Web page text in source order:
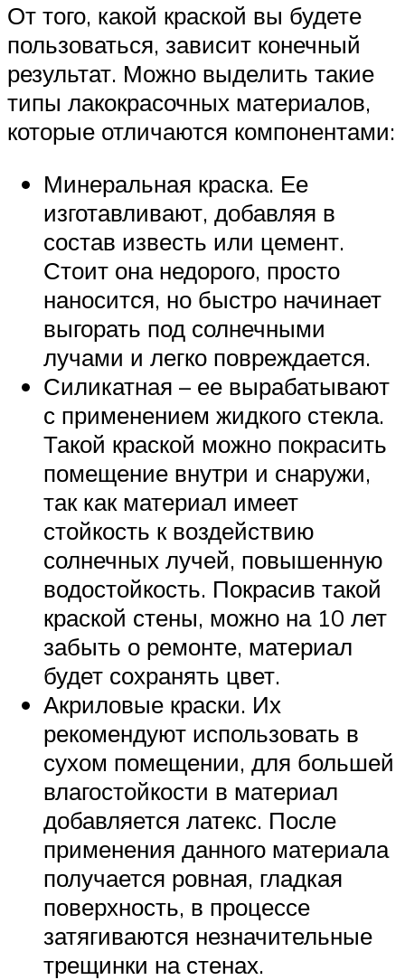
От того, какой краской вы будете
пользоваться, зависит конечный
результат. Можно выделить такие
типы лакокрасочных материалов,
которые отличаются компонентами:
Минеральная краска. Ее
изготавливают, добавляя в
состав известь или цемент.
Стоит она недорого, просто
наносится, но быстро начинает
выгорать под солнечными
лучами и легко повреждается.
Силикатная – ее вырабатывают
с применением жидкого стекла.
Такой краской можно покрасить
помещение внутри и снаружи,
так как материал имеет
стойкость к воздействию
солнечных лучей, повышенную
водостойкость. Покрасив такой
краской стены, можно на 10 лет
забыть о ремонте, материал
будет сохранять цвет.
Акриловые краски. Их
рекомендуют использовать в
сухом помещении, для большей
влагостойкости в материал
добавляется латекс. После
применения данного материала
получается ровная, гладкая
поверхность, в процессе
затягиваются незначительные
трещинки на стенах.